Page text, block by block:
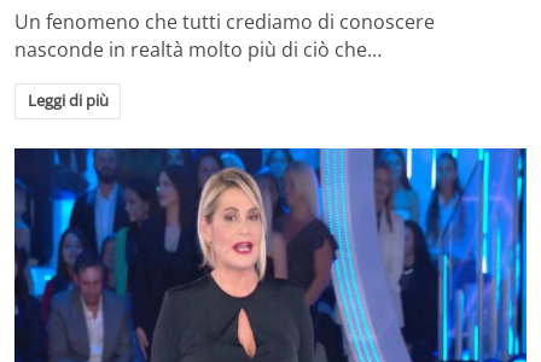
Un fenomeno che tutti crediamo di conoscere
nasconde in realtà molto più di ciò che…
Leggi di più